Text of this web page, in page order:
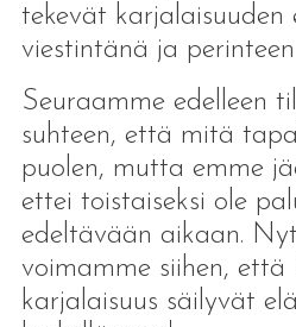
tekevät karjalaisuuden
viestintänä ja
Seuraamme edelleen
suhteen, että mitä
puolen, mutta emme
ettei toistaiseksi ole
edeltävään aikaan.
voimamme siihen,
karjalaisuus säilyvät